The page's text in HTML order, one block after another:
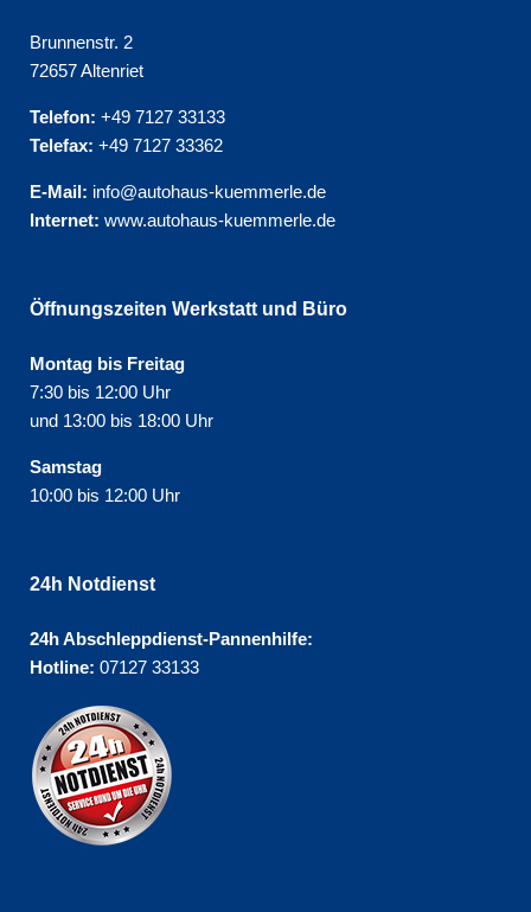
Brunnenstr. 2
72657 Altenriet
Telefon: +49 7127 33133
Telefax: +49 7127 33362
E-Mail: info@autohaus-kuemmerle.de
Internet: www.autohaus-kuemmerle.de
Öffnungszeiten Werkstatt und Büro
Montag bis Freitag
7:30 bis 12:00 Uhr
und 13:00 bis 18:00 Uhr
Samstag
10:00 bis 12:00 Uhr
24h Notdienst
24h Abschleppdienst-Pannenhilfe:
Hotline: 07127 33133